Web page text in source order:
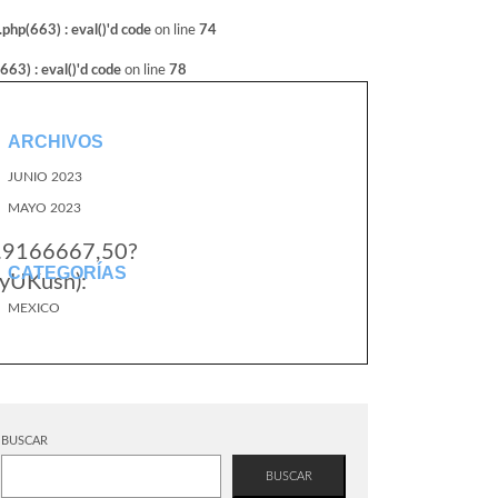
: eval()'d code on line 74
: eval()'d code on line 78
ARCHIVOS
JUNIO 2023
MAYO 2023
CATEGORÍAS
MEXICO
BUSCAR
BUSCAR